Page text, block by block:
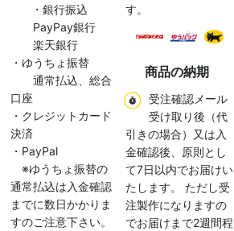
・銀行振込
PayPay銀行
楽天銀行
・ゆうちょ振替
通常払込、総合
口座
・クレジットカード
決済
・PayPal
※ゆうちょ振替の
通常払込は入金確認
までに数日かかりま
すのご注意下さい。
す。
商品の納期
受注確認メール
受け取り後（代
引きの場合）又は入
金確認後、原則とし
て7日以内でお届けい
たします。 ただし受
注製作になりますの
でお届けまで2週間程